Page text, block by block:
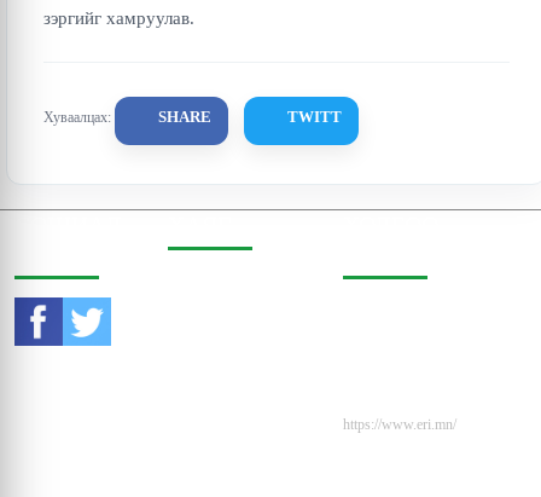
зэргийг хамруулав.
Хуваалцах: SHARE TWITT
https://www.eri.mn/